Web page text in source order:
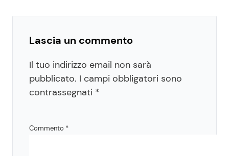
Lascia un commento
Il tuo indirizzo email non sarà
pubblicato. I campi obbligatori sono
contrassegnati *
Commento *